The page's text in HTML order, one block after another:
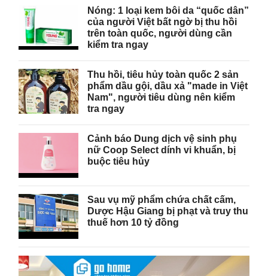
Nóng: 1 loại kem bôi da “quốc dân”
của người Việt bất ngờ bị thu hồi
trên toàn quốc, người dùng cần
kiểm tra ngay
Thu hồi, tiêu hủy toàn quốc 2 sản
phẩm dầu gội, dầu xả "made in Việt
Nam", người tiêu dùng nên kiểm
tra ngay
Cảnh báo Dung dịch vệ sinh phụ
nữ Coop Select dính vi khuẩn, bị
buộc tiêu hủy
Sau vụ mỹ phẩm chứa chất cấm,
Dược Hậu Giang bị phạt và truy thu
thuế hơn 10 tỷ đồng